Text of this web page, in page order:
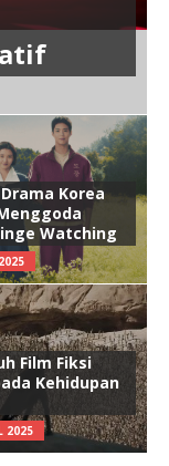
Korea
Watching
Film Fiksi
Kehidupan
2025